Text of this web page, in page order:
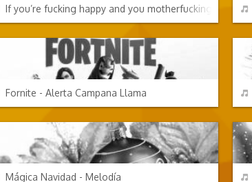
If you’re fucking happy and you motherfucking know it
VIDEOJUEGOS
Fornite - Alerta Campana Llama
FESTIVIDADES
Mágica Navidad - Melodía